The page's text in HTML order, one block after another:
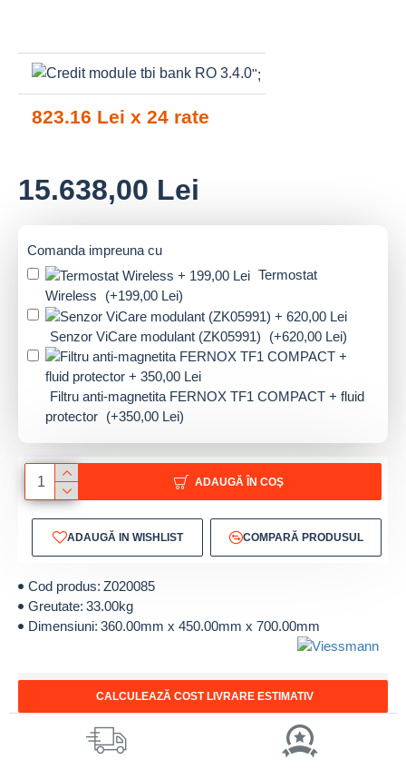
Cod produs: Z020085
Greutate: 33.00kg
Dimensiuni: 360.00mm x 450.00mm x 700.00mm
15.638,00 Lei
Comanda impreuna cu
Termostat
Wireless
(+199,00 Lei)
Senzor ViCare modulant (ZK05991) (+620,00 Lei)
Filtru anti-magnetita FERNOX TF1 COMPACT + fluid
protector (+350,00 Lei)
ADAUGĂ ÎN COŞ
ADAUGĂ IN WISHLIST COMPARĂ PRODUSUL
";
823.16 Lei x 24 rate
CALCULEAZĂ COST LIVRARE ESTIMATIV